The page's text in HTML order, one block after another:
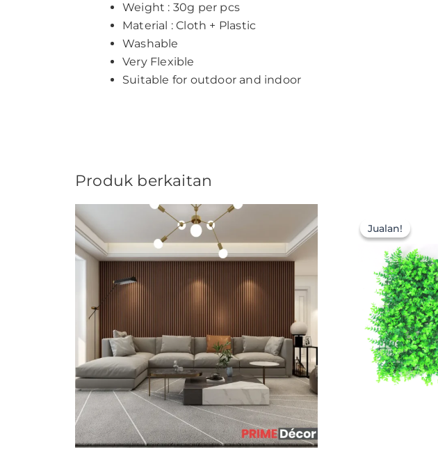
Weight : 30g per pcs
Material : Cloth + Plastic
Washable
Very Flexible
Suitable for outdoor and indoor
Produk berkaitan
Jualan!
Jualan!